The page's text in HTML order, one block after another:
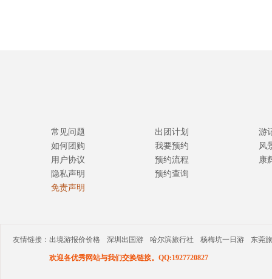
常见问题
如何团购
用户协议
隐私声明
免责声明
出团计划
我要预约
预约流程
预约查询
游
风
康
友情链接： 出境游报价价格 深圳出国游 哈尔滨旅行社 杨梅坑一日游 东莞
欢迎各优秀网站与我们交换链接。QQ:1927720827